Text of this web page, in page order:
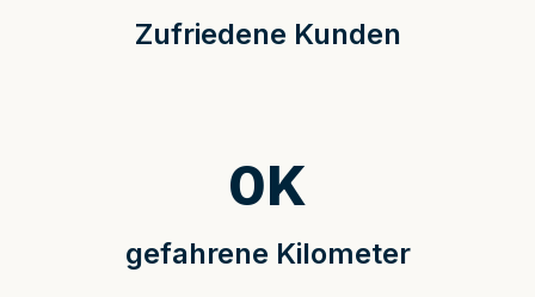
Zufriedene Kunden
gefahrene Kilometer
0K